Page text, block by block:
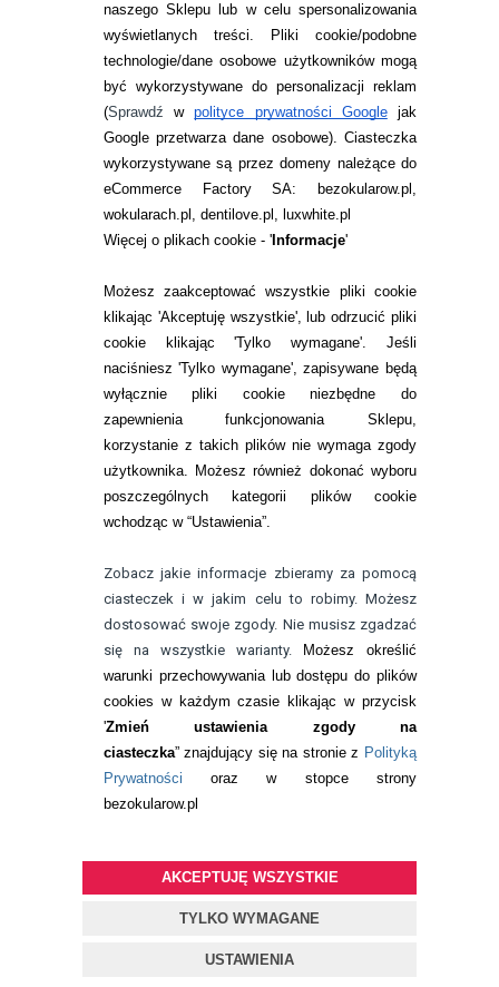
naszego Sklepu lub w celu spersonalizowania
wyświetlanych treści.
Pliki cookie/podobne
technologie/dane osobowe użytkowników mogą
być wykorzystywane do personalizacji reklam
(Sprawdźwpolityce prywatności Googlejak
Google przetwarza dane osobowe). Ciasteczka
wykorzystywane są przez domeny należące do
eCommerce Factory SA: bezokularow.pl,
wokularach.pl, dentilove.pl, luxwhite.pl
Więcej o plikach cookie - 'Informacje'
Możesz zaakceptować wszystkie pliki cookie
klikając 'Akceptuję wszystkie', lub odrzucić pliki
cookie klikając 'Tylko wymagane'. Jeśli
naciśniesz 'Tylko wymagane', zapisywane będą
wyłącznie pliki cookie niezbędne do
zapewnienia funkcjonowania Sklepu,
korzystanie z takich plików nie wymaga zgody
użytkownika. Możesz również dokonać wyboru
poszczególnych kategorii plików cookie
wchodząc w “Ustawienia”.
Zobacz jakie informacje zbieramy za pomocą
ciasteczek i w jakim celu to robimy. Możesz
dostosować swoje zgody. Nie musisz zgadzać
się na wszystkie warianty.
Możesz określić
warunki przechowywania lub dostępu do plików
cookies w każdym czasie klikając w przycisk
'Zmień ustawienia zgody na
ciasteczka” znajdujący się na stronie z Polityką
Prywatności oraz w stopce strony
bezokularow.pl
AKCEPTUJĘ WSZYSTKIE
TYLKO WYMAGANE
USTAWIENIA
INFORMACJE KONTAKTOWE
JAK ZAMAWIAĆ?
ZWROTY I REKLAMACJA
WARUNKI ZAKUPÓW
RANKINGI SOCZEWEK
SOCZEWKI KOLOROWE
Zwrot (odstąpienie od umowy)
ZMIEŃ USTAWIENIA ZGODY NA CIASTECZKA
KONTAKT
telefon:
22 113 44 42
telefon:
732 08 08 72
kontakt@bezokularow.pl
BEZOKULARÓW.PL | soczewki kontaktowe i płyny